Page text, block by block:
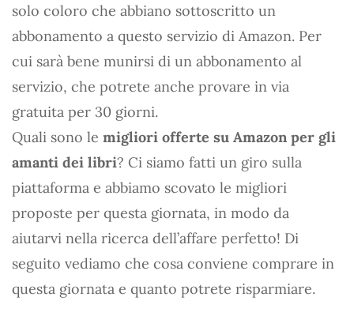
solo coloro che abbiano sottoscritto un
abbonamento a questo servizio di Amazon. Per
cui sarà bene munirsi di un abbonamento al
servizio, che potrete anche provare in via
gratuita per 30 giorni.
Quali sono le migliori offerte su Amazon per gli
amanti dei libri? Ci siamo fatti un giro sulla
piattaforma e abbiamo scovato le migliori
proposte per questa giornata, in modo da
aiutarvi nella ricerca dell’affare perfetto! Di
seguito vediamo che cosa conviene comprare in
questa giornata e quanto potrete risparmiare.